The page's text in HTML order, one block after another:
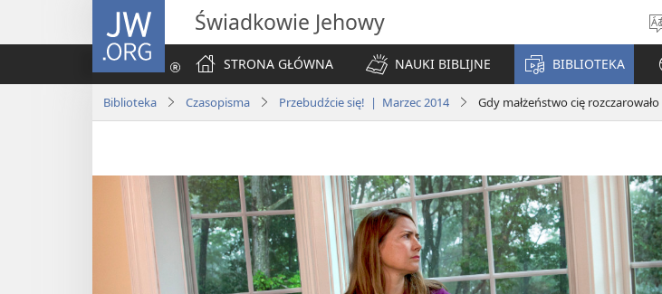
JW.ORG Świadkowie Jehowy
STRONA GŁÓWNA
NAUKI BIBLIJNE BIBLIOTEKA
Biblioteka Czasopisma Przebudźcie się! | Marzec 2014 Gdy małżeństwo cię rozczarowało